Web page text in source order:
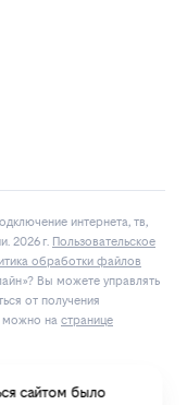
интернета, тв,
2026 г. Пользовательское
обработки файлов
Вы можете управлять
от получения
можно на странице
сайтом было